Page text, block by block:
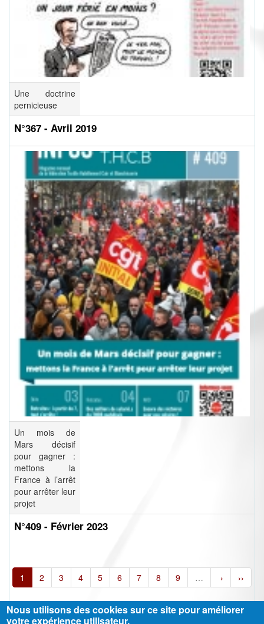
Une doctrine
pernicieuse
N°367 - Avril 2019
Un mois de
Mars décisif
pour gagner :
mettons la
France à l’arrêt
pour arrêter leur
projet
N°409 - Février 2023
1 2 3 4 5 6 7 8 9 … › ››
Nous utilisons des cookies sur ce site pour améliorer
votre expérience utilisateur.